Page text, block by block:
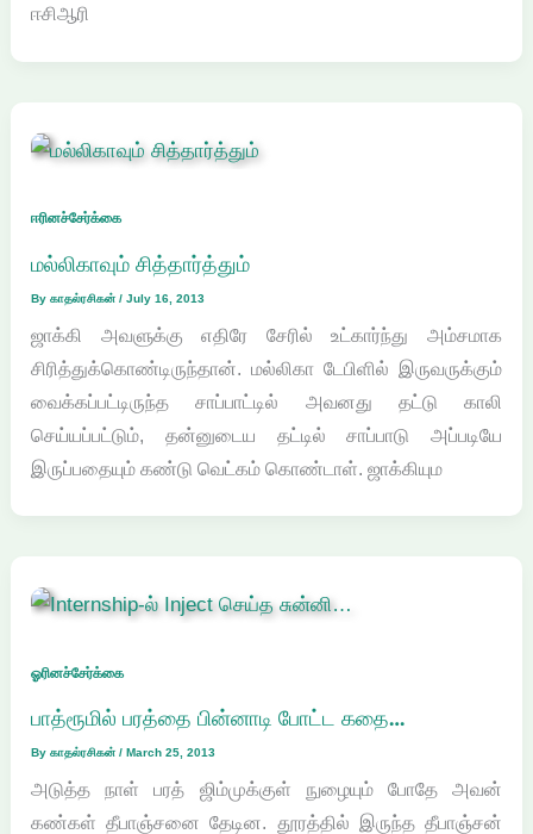
ஈசிஆரி
ஈரினச்சேர்க்கை
மல்லிகாவும் சித்தார்த்தும்
Byகாதல்ரசிகன்/July 16, 2013
ஜாக்கி அவளுக்கு எதிரே சேரில் உட்கார்ந்து அம்சமாக
சிரித்துக்கொண்டிருந்தான். மல்லிகா டேபிளில் இருவருக்கும்
வைக்கப்பட்டிருந்த சாப்பாட்டில் அவனது தட்டு காலி
செய்யப்பட்டும், தன்னுடைய தட்டில் சாப்பாடு அப்படியே
இருப்பதையும் கண்டு வெட்கம் கொண்டாள். ஜாக்கியும
ஓரினச்சேர்க்கை
பாத்ரூமில் பரத்தை பின்னாடி போட்ட கதை…
Byகாதல்ரசிகன்/March 25, 2013
அடுத்த நாள் பரத் ஜிம்முக்குள் நுழையும் போதே அவன்
கண்கள் தீபாஞ்சனை தேடின. தூரத்தில் இருந்த தீபாஞ்சன்